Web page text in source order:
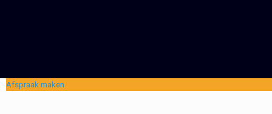
Afspraak maken